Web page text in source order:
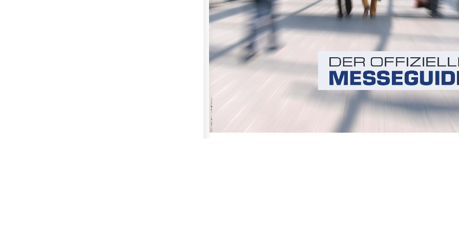
DER
Bild: mirkomedia - stock.adobe.com